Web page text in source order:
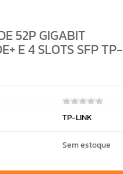
52P GIGABIT
E 4 SLOTS SFP TP-
TP-LINK
Sem estoque